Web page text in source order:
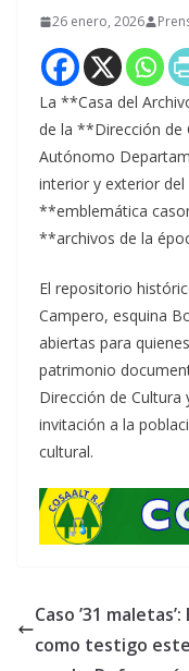
26 enero, 2026
La **Casa del
de la **Dirección de
Autónomo
interior y exterior
**emblemática
**archivos de la
El repositorio
Campero, esquina
abiertas para
patrimonio
Dirección de
invitación a la
cultural.
Caso ’31
como testigo